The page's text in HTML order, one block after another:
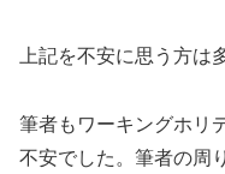
上記を不安に思う方は
筆者もワーキングホリ
不安でした。筆者の周